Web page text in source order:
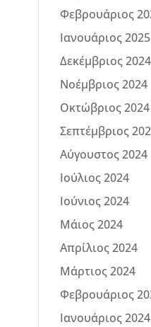
Φεβρουάριος
Ιανουάριος 2025
Δεκέμβριος 2024
Νοέμβριος 2024
Οκτώβριος 2024
Σεπτέμβριος
Αύγουστος 2024
Ιούλιος 2024
Ιούνιος 2024
Μάιος 2024
Απρίλιος 2024
Μάρτιος 2024
Φεβρουάριος
Ιανουάριος 2024